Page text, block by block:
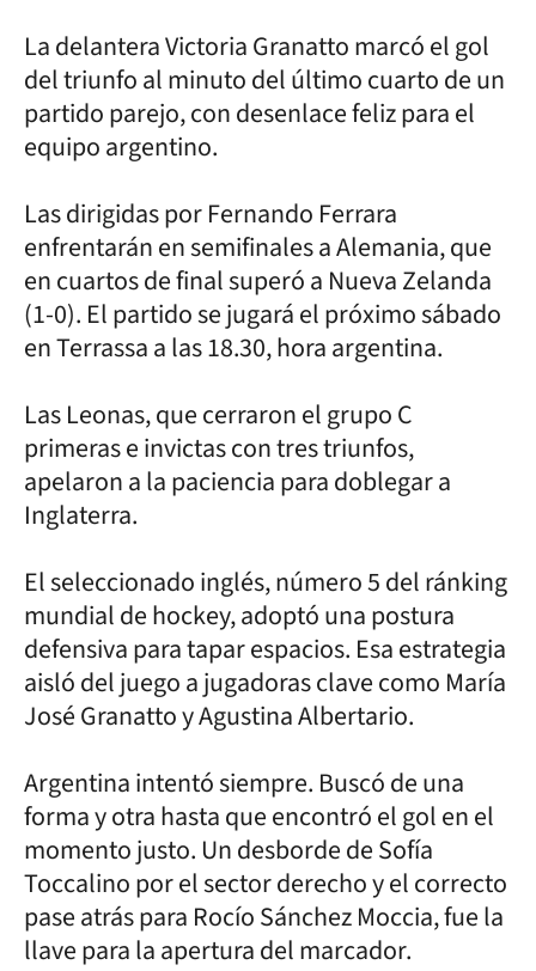
La delantera Victoria Granatto marcó el gol
del triunfo al minuto del último cuarto de un
partido parejo, con desenlace feliz para el
equipo argentino.
Las dirigidas por Fernando Ferrara
enfrentarán en semifinales a Alemania, que
en cuartos de final superó a Nueva Zelanda
(1-0). El partido se jugará el próximo sábado
en Terrassa a las 18.30, hora argentina.
Las Leonas, que cerraron el grupo C
primeras e invictas con tres triunfos,
apelaron a la paciencia para doblegar a
Inglaterra.
El seleccionado inglés, número 5 del ránking
mundial de hockey, adoptó una postura
defensiva para tapar espacios. Esa estrategia
aisló del juego a jugadoras clave como María
José Granatto y Agustina Albertario.
Argentina intentó siempre. Buscó de una
forma y otra hasta que encontró el gol en el
momento justo. Un desborde de Sofía
Toccalino por el sector derecho y el correcto
pase atrás para Rocío Sánchez Moccia, fue la
llave para la apertura del marcador.